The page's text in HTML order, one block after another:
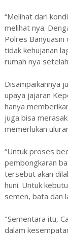
“Melihat dari
melihat nya.
Polres Banyuasin
tidak kehujanan
rumah nya
Disampaikannya
upaya jajaran
hanya
juga bisa
memerlukan
“Untuk proses
pembongkaran
tersebut akan
huni. Untuk
semen, bata dan
"Sementara itu,
dalam